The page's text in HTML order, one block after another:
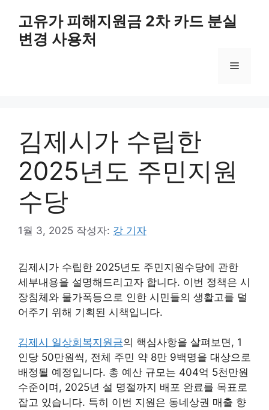
고유가 피해지원금 2차 카드 분실
변경 사용처
메
김제시가 수립한
2025년도 주민지원
수당
1월 3, 2025 작성자: 강 기자
김제시가 수립한 2025년도 주민지원수당에 관한
세부내용을 설명해드리고자 합니다. 이번 정책은 시
장침체와 물가폭등으로 인한 시민들의 생활고를 덜
어주기 위해 기획된 시책입니다.
김제시 일상회복지원금의 핵심사항을 살펴보면, 1
인당 50만원씩, 전체 주민 약 8만 9백명을 대상으로
배정될 예정입니다. 총 예산 규모는 404억 5천만원
수준이며, 2025년 설 명절까지 배포 완료를 목표로
잡고 있습니다. 특히 이번 지원은 동네상권 매출 향